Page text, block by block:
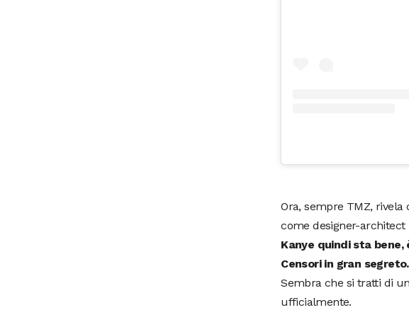
Ora, sempre TMZ, rivela
come designer-architect
Kanye quindi sta
Censori in gran segreto.
Sembra che si tratti di
ufficialmente.